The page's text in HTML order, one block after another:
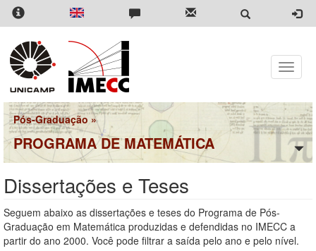
Pular
para
conteúdo
principal
Toggle
Pós-Graduação »
PROGRAMA DE MATEMÁTICA
Dissertações e Teses
Seguem abaixo as dissertações e teses do Programa de Pós-
Graduação em Matemática produzidas e defendidas no IMECC a
partir do ano 2000. Você pode filtrar a saída pelo ano e pelo nível.